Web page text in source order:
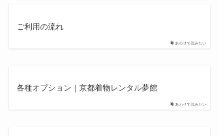
あわせて読みたい
ご利用の流れ
あわせて読みたい
各種オプション｜京都着物レンタル夢館